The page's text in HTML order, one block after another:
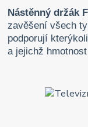
Nástěnný držák
zavěšení všech
podporují
a jejichž